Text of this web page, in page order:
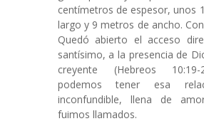
centímetros de espesor, unos
largo y 9 metros de ancho.
Quedó abierto el acceso
santísimo, a la presencia de
creyente (Hebreos
podemos tener esa
inconfundible, llena de
fuimos llamados.